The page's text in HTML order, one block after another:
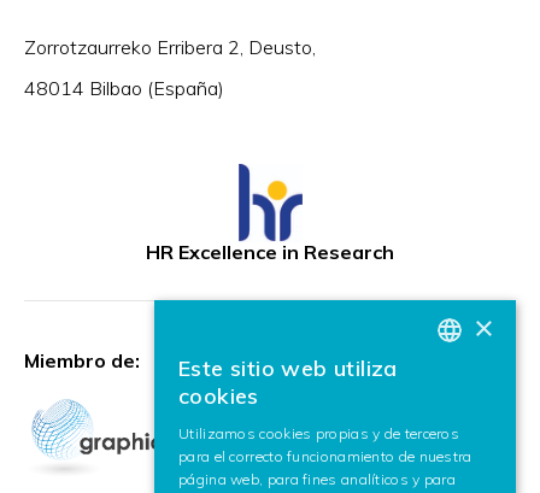
Zorrotzaurreko Erribera 2, Deusto,
48014 Bilbao (España)
HR Excellence in Research
Miembro de:
ENGLISH
×
Este sitio web utiliza
cookies
Utilizamos cookies propias y de terceros
para el correcto funcionamiento de nuestra
página web, para fines analíticos y para